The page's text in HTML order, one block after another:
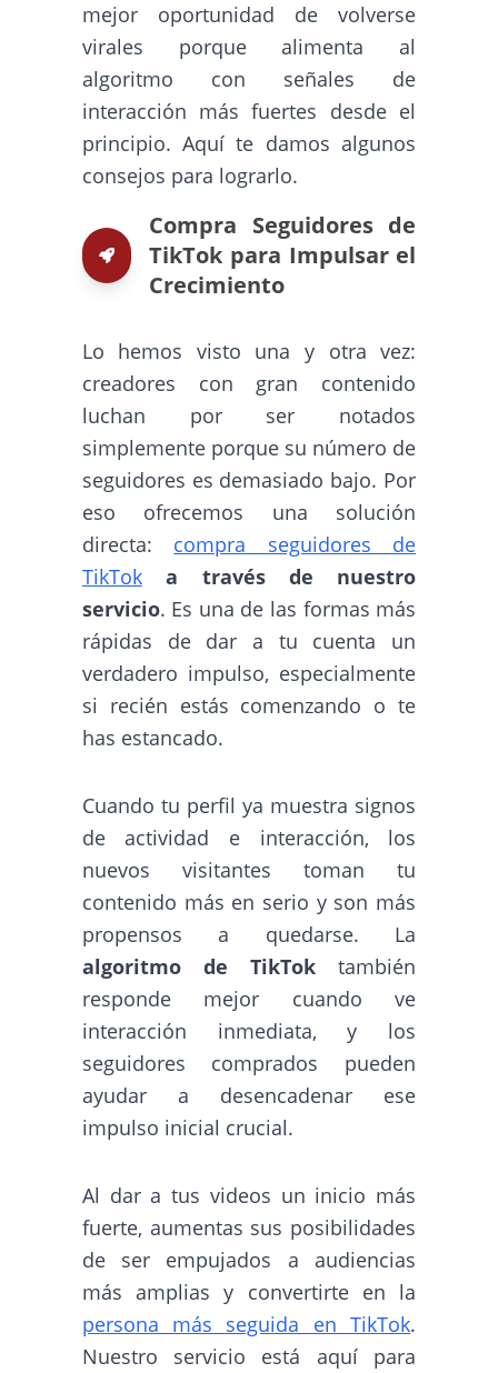
mejor oportunidad de volverse
virales porque alimenta al
algoritmo con señales de
interacción más fuertes desde el
principio. Aquí te damos algunos
consejos para lograrlo.
Compra Seguidores de
TikTok para Impulsar el
Crecimiento
Lo hemos visto una y otra vez:
creadores con gran contenido
luchan por ser notados
simplemente porque su número de
seguidores es demasiado bajo. Por
eso ofrecemos una solución
directa: compra seguidores de
TikTok
a través de nuestro
servicio. Es una de las formas más
rápidas de dar a tu cuenta un
verdadero impulso, especialmente
si recién estás comenzando o te
has estancado.
Cuando tu perfil ya muestra signos
de actividad e interacción, los
nuevos visitantes toman tu
contenido más en serio y son más
propensos a quedarse. La
algoritmo de TikTok también
responde mejor cuando ve
interacción inmediata, y los
seguidores comprados pueden
ayudar a desencadenar ese
impulso inicial crucial.
Al dar a tus videos un inicio más
fuerte, aumentas sus posibilidades
de ser empujados a audiencias
más amplias y convertirte en la
persona más seguida en TikTok.
Nuestro servicio está aquí para